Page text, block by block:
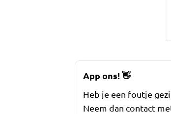
App ons!👋
Heb je een foutje
Neem dan contact